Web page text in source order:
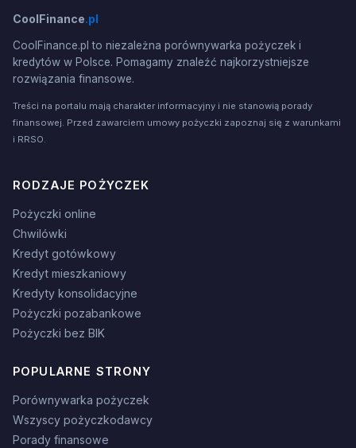
CoolFinance.pl
CoolFinance.pl to niezależna porównywarka pożyczek i
kredytów w Polsce. Pomagamy znaleźć najkorzystniejsze
rozwiązania finansowe.
Treści na portalu mają charakter informacyjny i nie stanowią porady
finansowej. Przed zawarciem umowy pożyczki zapoznaj się z warunkami
i RRSO.
RODZAJE POŻYCZEK
Pożyczki online
Chwilówki
Kredyt gotówkowy
Kredyt mieszkaniowy
Kredyty konsolidacyjne
Pożyczki pozabankowe
Pożyczki bez BIK
POPULARNE STRONY
Porównywarka pożyczek
Wszyscy pożyczkodawcy
Porady finansowe